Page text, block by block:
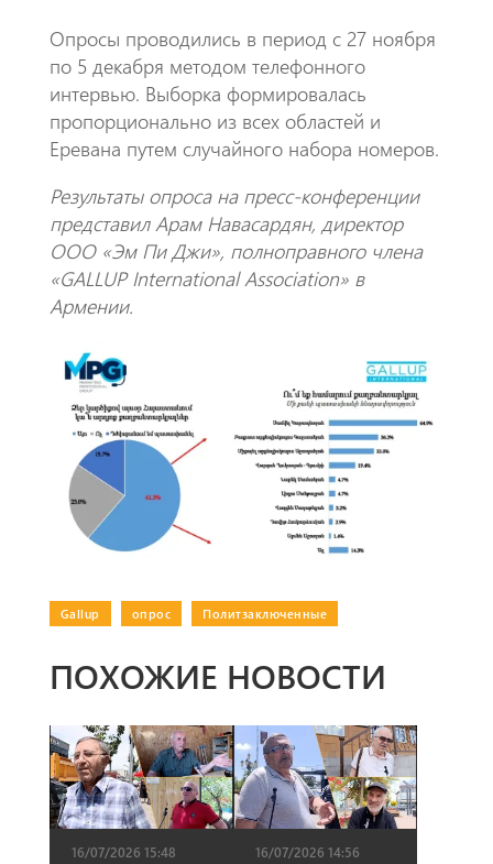
Опросы проводились в период с 27 ноября
по 5 декабря методом телефонного
интервью. Выборка формировалась
пропорционально из всех областей и
Еревана путем случайного набора номеров.
Результаты опроса на пресс-конференции
представил Арам Навасардян, директор
ООО «Эм Пи Джи», полноправного члена
«GALLUP International Association» в
Армении.
Gallup опрос Политзаключенные
ПОХОЖИЕ НОВОСТИ
16/07/2026 15:48
16/07/2026 14:56